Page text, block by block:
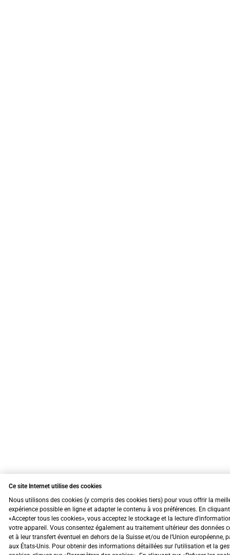
Ce site Internet utilise des cookies
Nous utilisons des cookies (y compris des cookies tiers) pour vous offrir la
expérience possible en ligne et adapter le contenu à vos préférences. En
«Accepter tous les cookies», vous acceptez le stockage et la lecture
votre appareil. Vous consentez également au traitement ultérieur des données
et à leur transfert éventuel en dehors de la Suisse et/ou de l’Union européenne,
aux États-Unis. Pour obtenir des informations détaillées sur l’utilisation et la